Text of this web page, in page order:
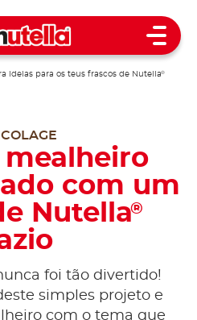
Open
ideias para os teus frascos de Nutella®
com um
Nutella®
foi tão divertido!
simples projeto e
com o tema que